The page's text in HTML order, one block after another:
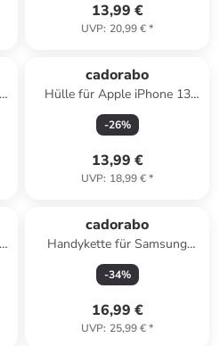
13,99 €
UVP: 20,99 €*
cadorabo
Hülle für Apple iPhone 13
PRO Glitzer Schutzhülle in
Schwarz
-26%
13,99 €
UVP: 18,99 €*
cadorabo
Handykette für Samsung
Galaxy S20 ULTRA Hülle in
PERLIG ROSÉGOLD
-34%
16,99 €
UVP: 25,99 €*